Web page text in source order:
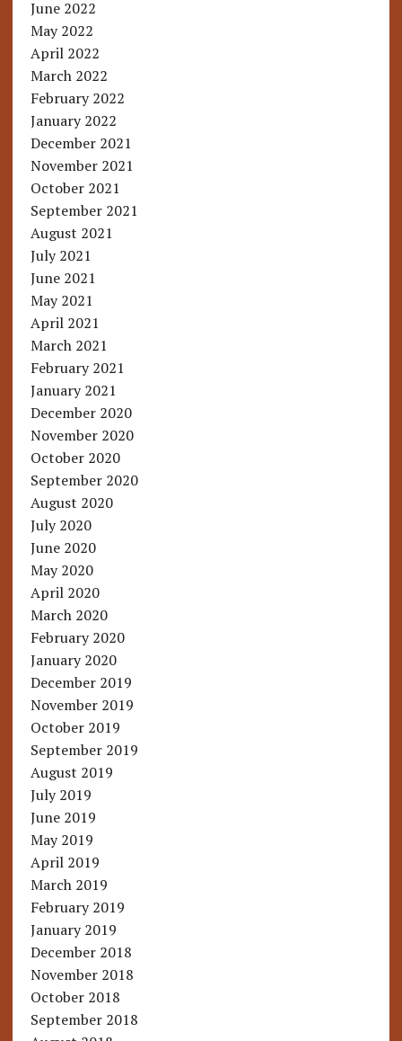
June 2022
May 2022
April 2022
March 2022
February 2022
January 2022
December 2021
November 2021
October 2021
September 2021
August 2021
July 2021
June 2021
May 2021
April 2021
March 2021
February 2021
January 2021
December 2020
November 2020
October 2020
September 2020
August 2020
July 2020
June 2020
May 2020
April 2020
March 2020
February 2020
January 2020
December 2019
November 2019
October 2019
September 2019
August 2019
July 2019
June 2019
May 2019
April 2019
March 2019
February 2019
January 2019
December 2018
November 2018
October 2018
September 2018